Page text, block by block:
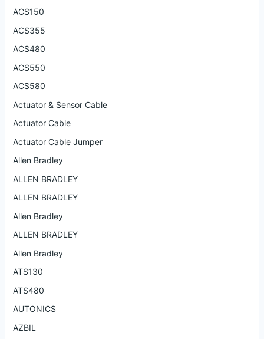
ACS150
ACS355
ACS480
ACS550
ACS580
Actuator & Sensor Cable
Actuator Cable
Actuator Cable Jumper
Allen Bradley
ALLEN BRADLEY
ALLEN BRADLEY
Allen Bradley
ALLEN BRADLEY
Allen Bradley
ATS130
ATS480
AUTONICS
AZBIL